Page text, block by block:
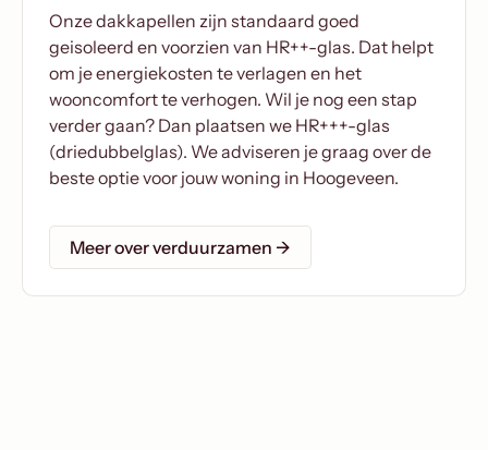
Onze dakkapellen zijn standaard goed
geisoleerd en voorzien van HR++-glas. Dat helpt
om je energiekosten te verlagen en het
wooncomfort te verhogen. Wil je nog een stap
verder gaan? Dan plaatsen we HR+++-glas
(driedubbelglas). We adviseren je graag over de
beste optie voor jouw woning in Hoogeveen.
Meer over verduurzamen →